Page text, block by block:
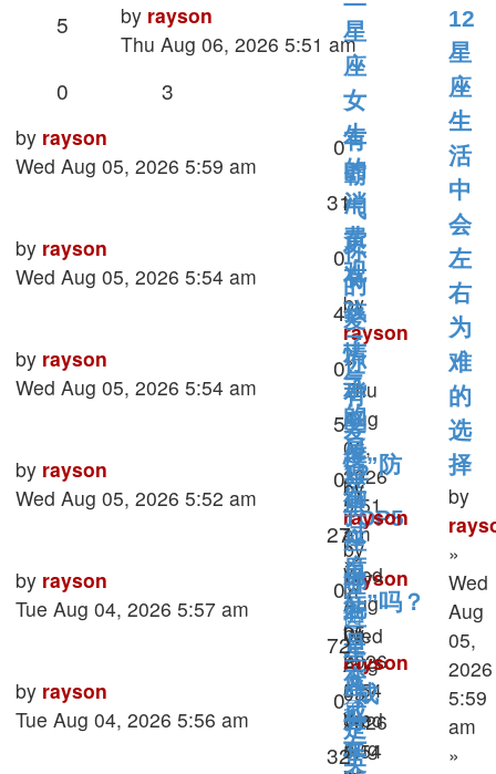
星
座
女
生
的
消
费
观
by
rayson
»
Thu
Aug
06,
2026
5:51
am
»
in
西
方
万
象
5ViewsLast
post
by rayson
Thu Aug 06, 2026 5:51 am
12
星
座
生
活
中
会
左
右
为
难
的
选
择
by
»
Wed
Aug
05,
2026
5:59
am
»
0Replies 3Views
Last
post
by rayson
Wed Aug 05, 2026 5:59 am
有
霸
气
更
有
孩
子
气
的
星
座
TOP5
by
rayson
»
Wed
Aug
05,
2026
5:54
0Replies
31Views
Last
post
by rayson
Wed Aug 05, 2026 5:54 am
你
的
爱
情
承
受
度
by
rayson
»
Wed
Aug
05,
2026
5:54
am
»
0Replies
4Views
Last
post
by rayson
Wed Aug 05, 2026 5:54 am
你
有
爱
情”防
御
过
度
症”吗？
by
rayson
»
Wed
Aug
0Replies
5Views
Last
post
by rayson
Wed Aug 05, 2026 5:52 am
12
星
座
男
若
是
变
成
女
0Replies
27Views
Last
post
by rayson
Tue Aug 04, 2026 5:57 am
哪
些
星
座
分
手
0Replies
72Views
Last
post
by rayson
Tue Aug 04, 2026 5:56 am
“成
是
英
0Replies
32Views